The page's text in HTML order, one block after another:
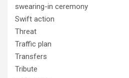
swearing-in ceremony
Swift action
Threat
Traffic plan
Transfers
Tribute